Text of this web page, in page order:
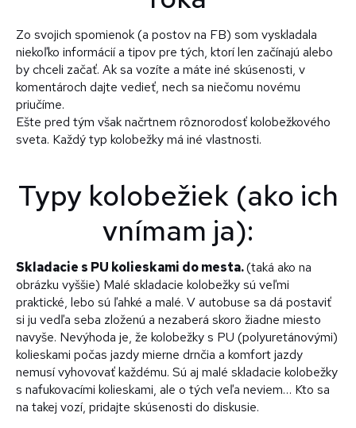
Zo svojich spomienok (a postov na FB) som vyskladala
niekoľko informácií a tipov pre tých, ktorí len začínajú alebo
by chceli začať. Ak sa vozíte a máte iné skúsenosti, v
komentároch dajte vedieť, nech sa niečomu novému
priučíme.
Ešte pred tým však načrtnem rôznorodosť kolobežkového
sveta. Každý typ kolobežky má iné vlastnosti.
Typy kolobežiek (ako ich
vnímam ja):
Skladacie s PU kolieskami do mesta.(taká ako na
obrázku vyššie) Malé skladacie kolobežky sú veľmi
praktické, lebo sú ľahké a malé. V autobuse sa dá postaviť
si ju vedľa seba zloženú a nezaberá skoro žiadne miesto
navyše. Nevýhoda je, že kolobežky s PU (polyuretánovými)
kolieskami počas jazdy mierne drnčia a komfort jazdy
nemusí vyhovovať každému. Sú aj malé skladacie kolobežky
s nafukovacími kolieskami, ale o tých veľa neviem… Kto sa
na takej vozí, pridajte skúsenosti do diskusie.